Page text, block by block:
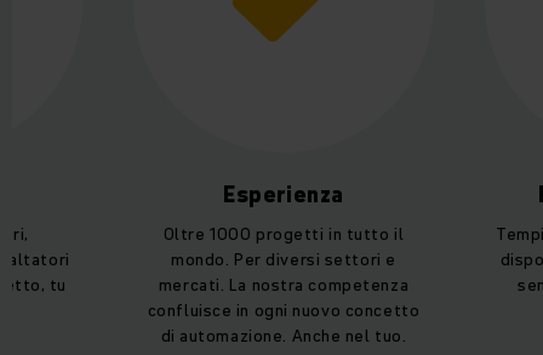
Esperienza
Oltre 1000 progetti in tutto il
mondo. Per diversi settori e
mercati. La nostra competenza
confluisce in ogni nuovo concetto
di automazione. Anche nel tuo.
tu